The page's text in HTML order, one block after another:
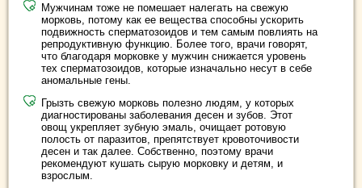
Мужчинам тоже не помешает налегать на свежую
морковь, потому как ее вещества способны ускорить
подвижность сперматозоидов и тем самым повлиять на
репродуктивную функцию. Более того, врачи говорят,
что благодаря морковке у мужчин снижается уровень
тех сперматозоидов, которые изначально несут в себе
аномальные гены.
Грызть свежую морковь полезно людям, у которых
диагностированы заболевания десен и зубов. Этот
овощ укрепляет зубную эмаль, очищает ротовую
полость от паразитов, препятствует кровоточивости
десен и так далее. Собственно, поэтому врачи
рекомендуют кушать сырую морковку и детям, и
взрослым.